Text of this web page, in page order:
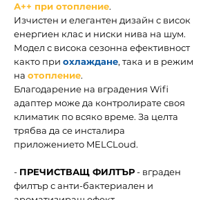
А++ при отопление.
Изчистен и елегантен дизайн с висок
енергиен клас и ниски нива на шум.
Модел с висока сезонна ефективност
както при охлаждане, така и в режим
на отопление.
Благодарение на вградения Wifi
адаптер може да контролирате своя
климатик по всяко време. За целта
трябва да се инсталира
приложението MELCLoud.
- ПРЕЧИСТВАЩ ФИЛТЪР- вграден
филтър с анти-бактериален и